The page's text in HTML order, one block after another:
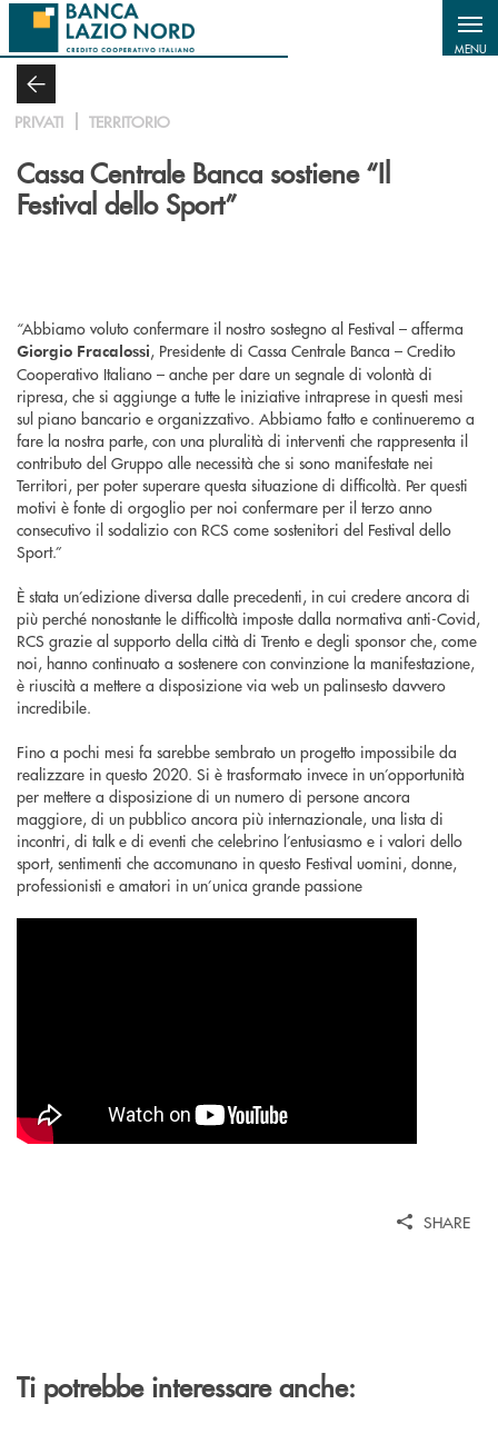
Salta al contenuto principale
MENU
PRIVATI TERRITORIO
Cassa Centrale Banca sostiene “Il
Festival dello Sport”
“Abbiamo voluto confermare il nostro sostegno al Festival – afferma
Giorgio Fracalossi, Presidente di Cassa Centrale Banca – Credito
Cooperativo Italiano – anche per dare un segnale di volontà di
ripresa, che si aggiunge a tutte le iniziative intraprese in questi mesi
sul piano bancario e organizzativo. Abbiamo fatto e continueremo a
fare la nostra parte, con una pluralità di interventi che rappresenta il
contributo del Gruppo alle necessità che si sono manifestate nei
Territori, per poter superare questa situazione di difficoltà. Per questi
motivi è fonte di orgoglio per noi confermare per il terzo anno
consecutivo il sodalizio con RCS come sostenitori del Festival dello
Sport.”
È stata un’edizione diversa dalle precedenti, in cui credere ancora di
più perché nonostante le difficoltà imposte dalla normativa anti-Covid,
RCS grazie al supporto della città di Trento e degli sponsor che, come
noi, hanno continuato a sostenere con convinzione la manifestazione,
è riuscità a mettere a disposizione via web un palinsesto davvero
incredibile.
Fino a pochi mesi fa sarebbe sembrato un progetto impossibile da
realizzare in questo 2020. Si è trasformato invece in un’opportunità
per mettere a disposizione di un numero di persone ancora
maggiore, di un pubblico ancora più internazionale, una lista di
incontri, di talk e di eventi che celebrino l’entusiasmo e i valori dello
sport, sentimenti che accomunano in questo Festival uomini, donne,
professionisti e amatori in un’unica grande passione
SHARE
Ti potrebbe interessare anche: